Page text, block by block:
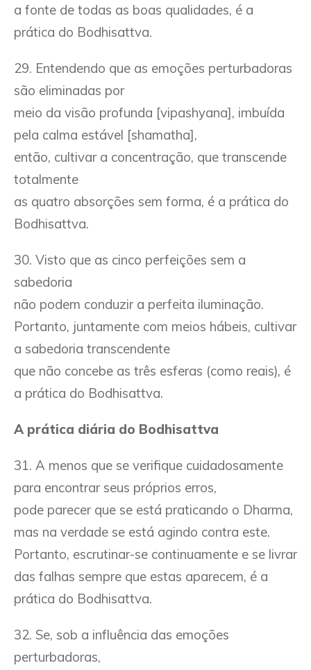
a fonte de todas as boas qualidades, é a
prática do Bodhisattva.
29. Entendendo que as emoções perturbadoras
são eliminadas por
meio da visão profunda [vipashyana], imbuída
pela calma estável [shamatha],
então, cultivar a concentração, que transcende
totalmente
as quatro absorções sem forma, é a prática do
Bodhisattva.
30. Visto que as cinco perfeições sem a
sabedoria
não podem conduzir a perfeita iluminação.
Portanto, juntamente com meios hábeis, cultivar
a sabedoria transcendente
que não concebe as três esferas (como reais), é
a prática do Bodhisattva.
A prática diária do Bodhisattva
31. A menos que se verifique cuidadosamente
para encontrar seus próprios erros,
pode parecer que se está praticando o Dharma,
mas na verdade se está agindo contra este.
Portanto, escrutinar-se continuamente e se livrar
das falhas sempre que estas aparecem, é a
prática do Bodhisattva.
32. Se, sob a influência das emoções
perturbadoras,